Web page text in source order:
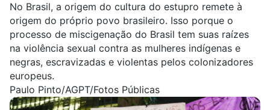
No Brasil, a origem do cultura do estupro remete à
origem do próprio povo brasileiro. Isso porque o
processo de miscigenação do Brasil tem suas raízes
na violência sexual contra as mulheres indígenas e
negras, escravizadas e violentas pelos colonizadores
europeus.
Paulo Pinto/AGPT/Fotos Públicas